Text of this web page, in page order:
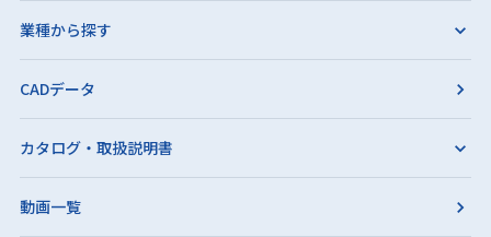
業種から探す
CADデータ
カタログ・取扱説明書
動画一覧